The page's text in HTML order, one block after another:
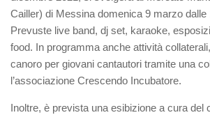
Cailler) di Messina domenica 9 marzo dalle
Prevuste live band, dj set, karaoke,
food. In programma anche attività
canoro per giovani cantautori tramite una
l’associazione Crescendo Incubatore.
Inoltre, è prevista una esibizione a cura del